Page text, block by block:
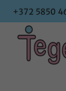
+372 5850
+372 5850